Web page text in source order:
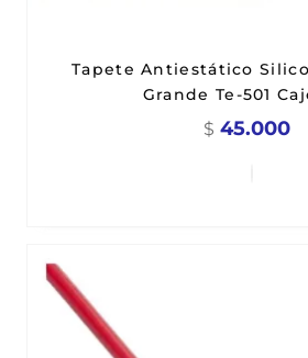
Tapete Antiestático
Grande Te-501
$ 45.000